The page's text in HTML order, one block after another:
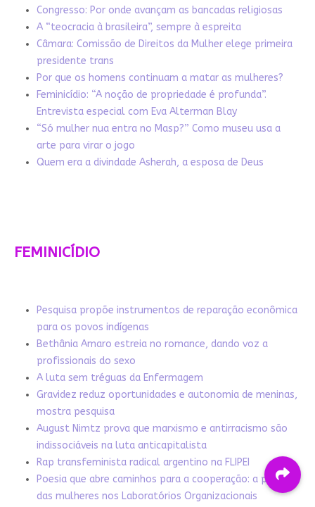
Congresso: Por onde avançam as bancadas religiosas
A “teocracia à brasileira”, sempre à espreita
Câmara: Comissão de Direitos da Mulher elege primeira
presidente trans
Por que os homens continuam a matar as mulheres?
Feminicídio: “A noção de propriedade é profunda”.
Entrevista especial com Eva Alterman Blay
“Só mulher nua entra no Masp?” Como museu usa a
arte para virar o jogo
Quem era a divindade Asherah, a esposa de Deus
FEMINICÍDIO
Pesquisa propõe instrumentos de reparação econômica
para os povos indígenas
Bethânia Amaro estreia no romance, dando voz a
profissionais do sexo
A luta sem tréguas da Enfermagem
Gravidez reduz oportunidades e autonomia de meninas,
mostra pesquisa
August Nimtz prova que marxismo e antirracismo são
indissociáveis na luta anticapitalista
Rap transfeminista radical argentino na FLIPEI
Poesia que abre caminhos para a cooperação: a palavra
das mulheres nos Laboratórios Organizacionais